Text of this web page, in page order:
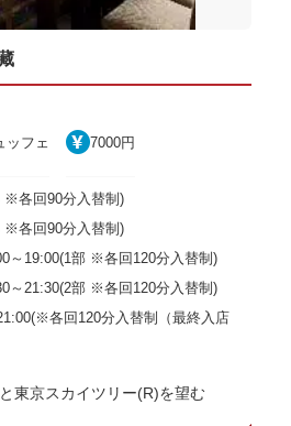
ッフェ 7000円
※各回90分入替制)
※各回90分入替制)
～19:00(1部 ※各回120分入替制)
～21:30(2部 ※各回120分入替制)
各回120分入替制（最終入店
東京スカイツリー(R)を望む